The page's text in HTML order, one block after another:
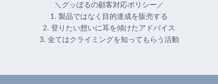
＼グッぼるの顧客対応ポリシー／
1. 製品ではなく目的達成を販売する
2. 登りたい想いに耳を傾けたアドバイス
3. 全てはクライミングを知ってもらう活動